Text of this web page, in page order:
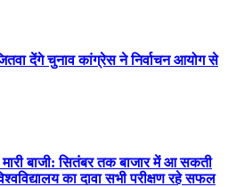
देंगे चुनाव कांग्रेस ने निर्वाचन आयोग से
बाजी: सितंबर तक बाजार में आ सकती
का दावा सभी परीक्षण रहे सफल